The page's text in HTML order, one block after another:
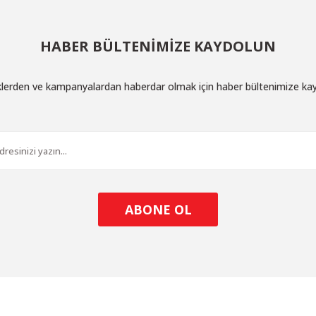
HABER BÜLTENİMİZE KAYDOLUN
ve kampanyalardan haberdar olmak için haber bültenimize
ABONE OL